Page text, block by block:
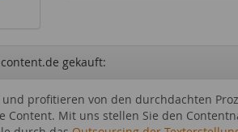
gekauft:
profitieren von den durchdachten
Content. Mit uns stellen Sie den